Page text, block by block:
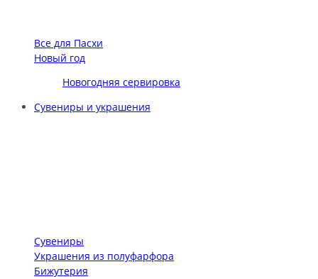
Все для Пасхи
Новый год
Новогодняя сервировка
Сувениры и украшения
Сувениры
Украшения из полуфарфора
Бижутерия